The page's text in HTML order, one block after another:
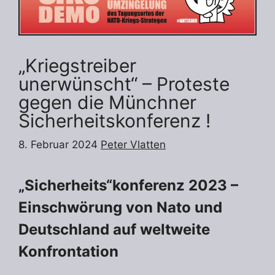
„Kriegstreiber
unerwünscht“ – Proteste
gegen die Münchner
Sicherheitskonferenz !
8. Februar 2024 Peter Vlatten
„Sicherheits“konferenz 2023 –
Einschwörung von Nato und
Deutschland auf weltweite
Konfrontation